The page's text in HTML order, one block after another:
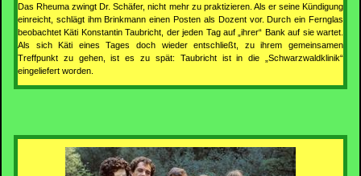
Das Rheuma zwingt Dr. Schäfer, nicht mehr zu praktizieren. Als er seine Kündigung
einreicht, schlägt ihm Brinkmann einen Posten als Dozent vor. Durch ein Fernglas
beobachtet Käti Konstantin Taubricht, der jeden Tag auf „ihrer“ Bank auf sie wartet.
Als sich Käti eines Tages doch wieder entschließt, zu ihrem gemeinsamen
Treffpunkt zu gehen, ist es zu spät: Taubricht ist in die „Schwarzwaldklinik“
eingeliefert worden.